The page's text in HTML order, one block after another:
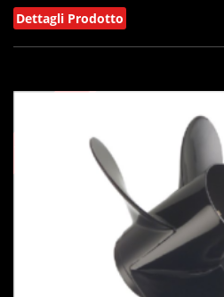
Dettagli Prodotto
IN OFFERTA!